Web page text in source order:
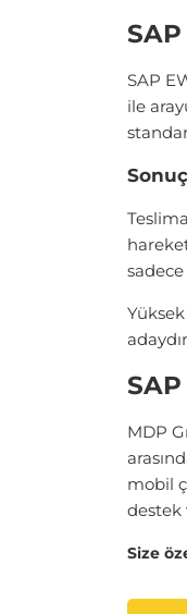
SAP
ile
Sonuç
MDP
mobil
destek
Size